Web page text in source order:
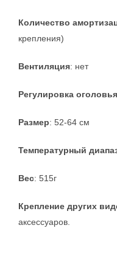
Количество
крепления)
Вентиляция: нет
Регулировка оголовья
Размер: 52-64 см
Температурный
Вес: 515г
Крепление других
аксессуаров.